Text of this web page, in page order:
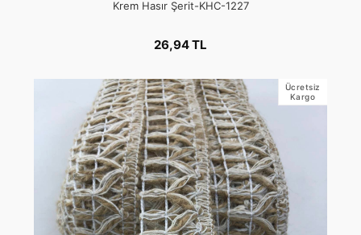
Krem Hasır Şerit-KHC-1227
26,94 TL
Ücretsiz
Kargo